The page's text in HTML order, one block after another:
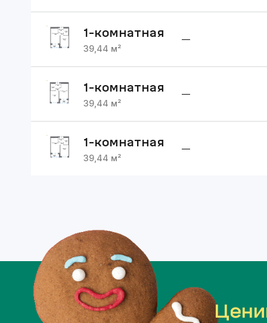
1-комнатная
39,44 м²
—
1-комнатная
39,44 м²
—
1-комнатная
39,44 м²
—